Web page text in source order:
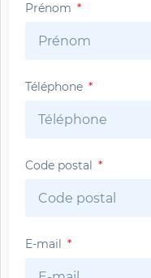
Prénom
Téléphone
Code postal
E-mail